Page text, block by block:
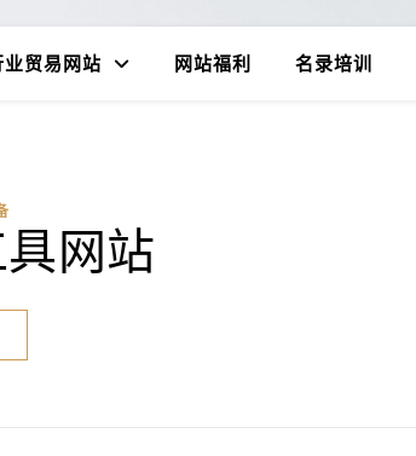
业贸易网站 网站福利 名录培训
网站